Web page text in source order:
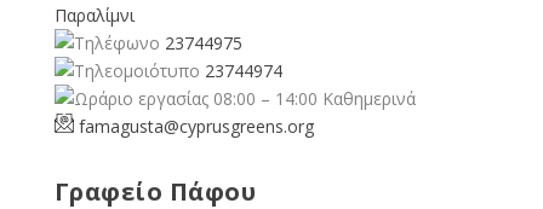
Παραλίμνι
23744975
23744974
08:00 – 14:00 Καθημερινά
famagusta@cyprusgreens.org
Γραφείο Πάφου